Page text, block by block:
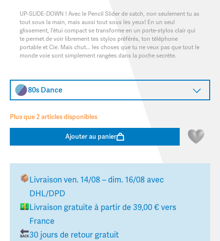
UP-SLIDE-DOWN ! Avec le Pencil Slider de satch, non seulement tu as
tout sous la main, mais aussi tout sous les yeux! En un seul
glissement, l'étui compact se transforme en un porte-stylos clair qui
te permet de voir librement tes stylos préférés, ton téléphone
portable et Cie. Mais chut... les choses que tu ne veux pas que tout le
monde voie sont simplement rangées dans la poche secrète.
80s Dance
Plus que 2 articles disponibles
Ajouter au panier
Livraison ven. 14/08 – dim. 16/08 avec
DHL/DPD
Livraison gratuite à partir de 39,00 € vers
France
30 jours de retour gratuit